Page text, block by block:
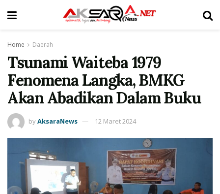
Home Daerah
Tsunami Waiteba 1979
Fenomena Langka, BMKG
Akan Abadikan Dalam Buku
byAksaraNews 12 Maret 2024